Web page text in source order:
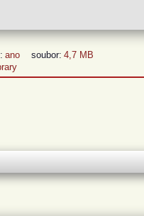
ano soubor: 4,7 MB